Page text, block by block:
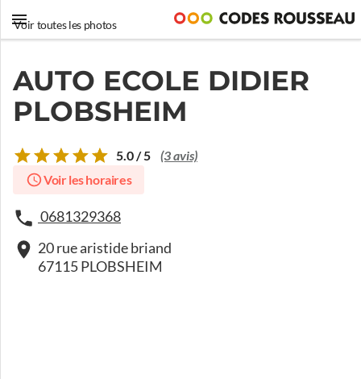
Voir toutes les photos
AUTO ECOLE DIDIER
PLOBSHEIM
5.0 / 5 (3 avis)
Voir les horaires
0681329368
20 rue aristide briand
67115 PLOBSHEIM